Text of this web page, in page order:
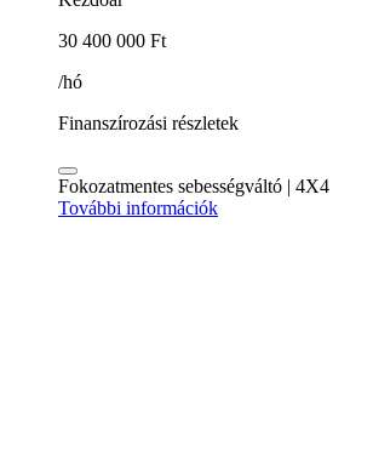
30 400 000 Ft
/hó
Finanszírozási részletek
Fokozatmentes sebességváltó | 4X4
További információk